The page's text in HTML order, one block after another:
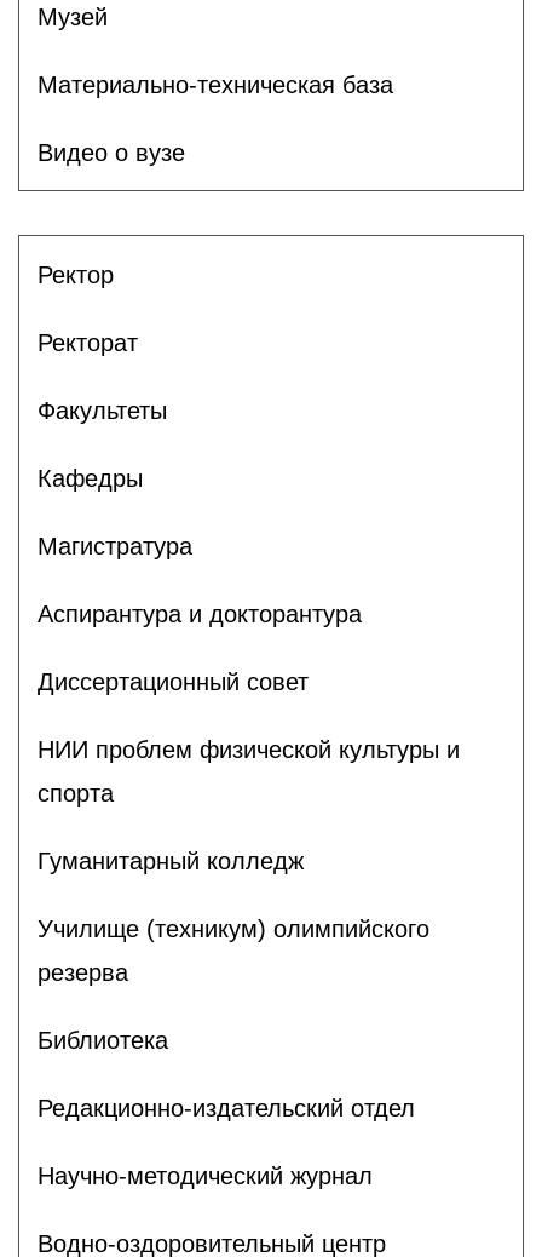
Музей
Материально-техническая база
Видео о вузе
Ректор
Ректорат
Факультеты
Кафедры
Магистратура
Аспирантура и докторантура
Диссертационный совет
НИИ проблем физической культуры и
спорта
Гуманитарный колледж
Училище (техникум) олимпийского
резерва
Библиотека
Редакционно-издательский отдел
Научно-методический журнал
Водно-оздоровительный центр